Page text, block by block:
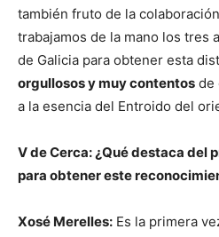
también fruto de la
trabajamos de la mano los tres
de Galicia para obtener esta
orgullosos y muy contentos de
a la esencia del Entroido del
V de Cerca: ¿Qué destaca del
para obtener este
Xosé Merelles: Es la primera